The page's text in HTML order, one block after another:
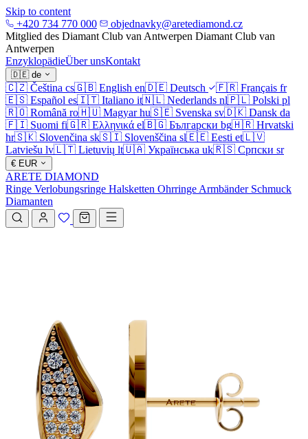
Skip to content
+420 734 770 000
objednavky@aretediamond.cz
Mitglied des Diamant Club van Antwerpen Diamant Club van
Antwerpen
EnzyklopädieÜber unsKontakt
🇩🇪 de
🇨🇿 Čeština cs🇬🇧 English en🇩🇪 Deutsch 🇫🇷 Français fr
🇪🇸 Español es🇮🇹 Italiano it🇳🇱 Nederlands nl🇵🇱 Polski pl
🇷🇴 Română ro🇭🇺 Magyar hu🇸🇪 Svenska sv🇩🇰 Dansk da
🇫🇮 Suomi fi🇬🇷 Ελληνικά el🇧🇬 Български bg🇭🇷 Hrvatski
hr🇸🇰 Slovenčina sk🇸🇮 Slovenščina sl🇪🇪 Eesti et🇱🇻
Latviešu lv🇱🇹 Lietuvių lt🇺🇦 Українська uk🇷🇸 Српски sr
€ EUR
ARETE DIAMOND
Ringe Verlobungsringe Halsketten Ohrringe Armbänder Schmuck
Diamanten